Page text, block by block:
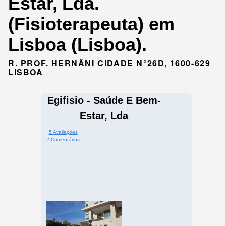
(Fisioterapeuta) em
Lisboa (Lisboa).
R. PROF. HERNÂNI CIDADE N°26D, 1600-629
LISBOA
Egifisio - Saúde E Bem-
Estar, Lda
5 Avaliações
2 Comentários